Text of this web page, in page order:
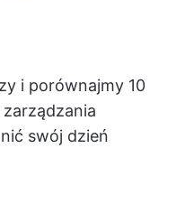
i porównajmy 10
swój dzień